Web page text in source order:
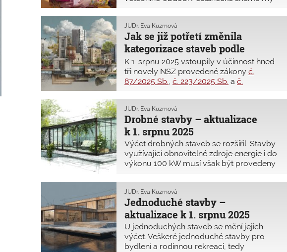
u regulačních plánů, kterých je ale jen
minimum.
sedm měsíců nám poslanci nadělili
dalších šest novel nového stavebního
zákona. Na konci prázdnin jsme jich tedy
měli již dvanáct. Vyznat se v nich je
poměrně složité, proto přinášíme ucelený
přehled hlavních změn.
Jak se již potřetí změnila
kategorizace staveb podle
nového stavebního zákona?
JUDr. Eva Kuzmová
K 1. srpnu 2025 vstoupily v účinnost hned
tři novely NSZ provedené zákony č.
87/2025 Sb., č. 223/2025 Sb. a č.
rozdělení staveb podle NSZ a požadavků
na ně kladených. Jak jsou tedy vymezeny
drobné stavby k tomuto datu a co pro ně
platí?
Drobné stavby – aktualizace
k 1. srpnu 2025
JUDr. Eva Kuzmová
Výčet drobných staveb se rozšířil. Stavby
využívající obnovitelné zdroje energie i do
výkonu 100 kW musí však být provedeny
stavbyvedoucího. Zde přinášíme
kompletní výčet a přehled požadavků na
drobné stavby podle NSZ.
Jednoduché stavby –
aktualizace k 1. srpnu 2025
JUDr. Eva Kuzmová
U jednoduchých staveb se mění jejich
výčet. Veškeré jednoduché stavby pro
bydlení a rodinnou rekreaci, tedy